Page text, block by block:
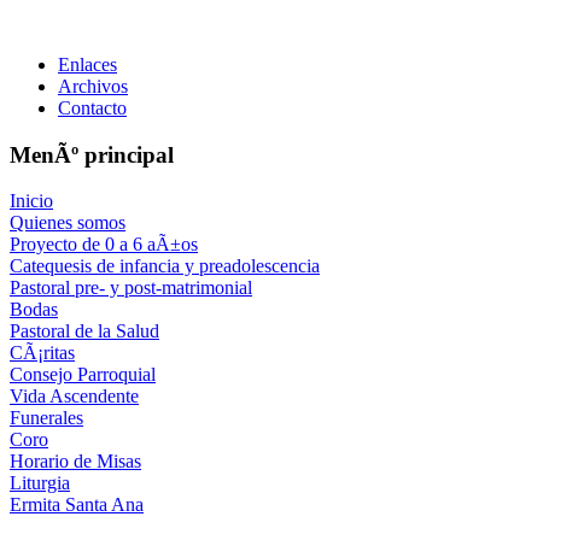
Enlaces
Archivos
Contacto
MenÃº principal
Inicio
Quienes somos
Proyecto de 0 a 6 aÃ±os
Catequesis de infancia y preadolescencia
Pastoral pre- y post-matrimonial
Bodas
Pastoral de la Salud
CÃ¡ritas
Consejo Parroquial
Vida Ascendente
Funerales
Coro
Horario de Misas
Liturgia
Ermita Santa Ana